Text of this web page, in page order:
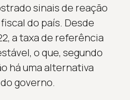
sinais de reação
do país. Desde
a taxa de referência
o que, segundo
há uma alternativa
governo.